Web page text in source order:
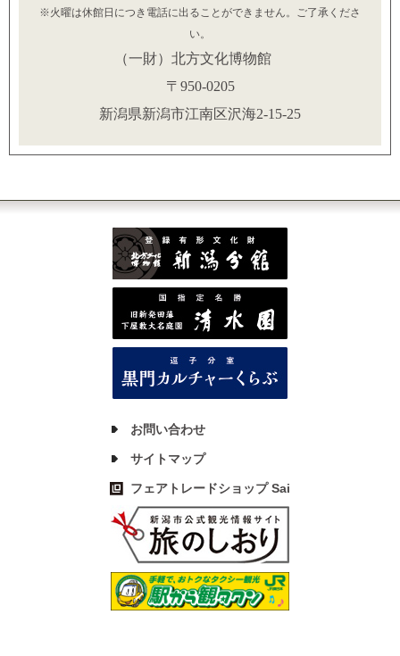
※火曜は休館日につき電話に出ることができません。ご了承くださ
い。
（一財）北方文化博物館
〒950-0205
新潟県新潟市江南区沢海2-15-25
お問い合わせ
サイトマップ
フェアトレードショップ Sai